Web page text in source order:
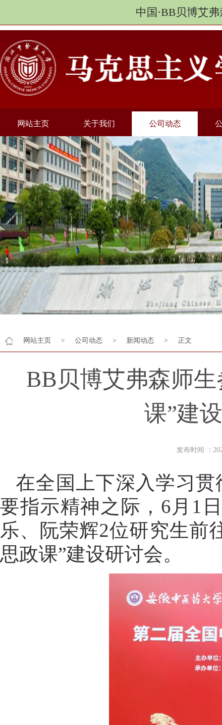
中国·BB贝博艾
网站主页 关于我们 公司动态
网站主页 > 公司动态 > 新闻动态 > 正文
BB贝博艾弗森师
课”建
发布时间 ：
在全国上下深入学习
要指示精神之际，6月1
乐、阮荣辉2位研究生前
思政课”建设研讨会。